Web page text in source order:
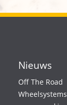
Nieuws
Off The Road